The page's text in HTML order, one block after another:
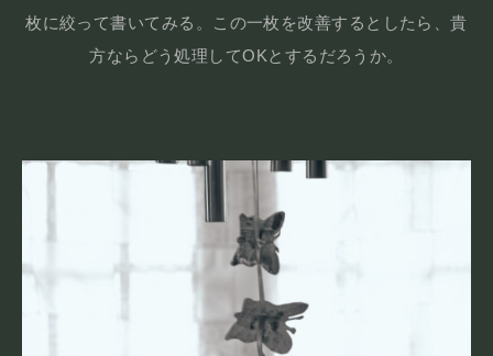
枚に絞って書いてみる。この一枚を改善するとしたら、貴
方ならどう処理してOKとするだろうか。